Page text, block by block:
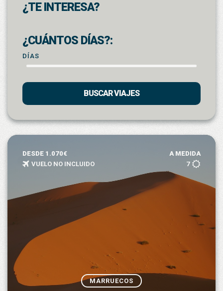
¿TE INTERESA?
¿CUÁNTOS DÍAS?:
DÍAS
BUSCAR VIAJES
DESDE 1.070€
A MEDIDA
VUELO NO INCLUIDO
7
MARRUECOS